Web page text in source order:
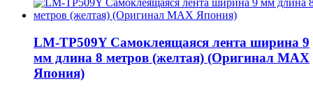
LM-TP509Y Самоклеящаяся лента ширина 9
мм длина 8 метров (желтая) (Оригинал MAX
Япония)